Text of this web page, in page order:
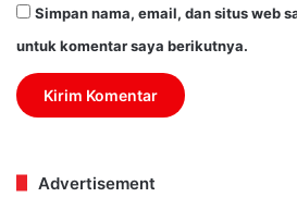
Simpan nama, email, dan situs web
untuk komentar saya berikutnya.
Advertisement